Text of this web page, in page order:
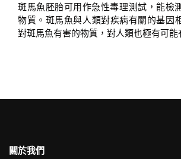
斑馬魚胚胎可用作急性毒理測試，能檢
物質。斑馬魚與人類對疾病有關的基因
對斑馬魚有害的物質，對人類也極有可能
關於我們